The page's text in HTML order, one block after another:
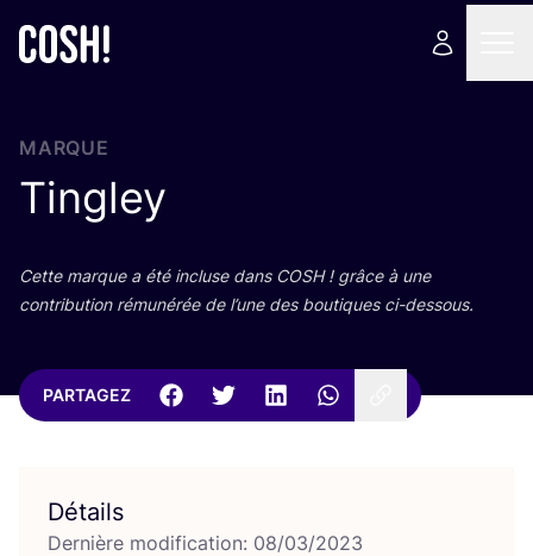
MARQUE
Tingley
Cette marque a été incluse dans COSH! grâce à une
contri­bu­tion rému­né­rée de l’une des bou­tiques ci-dessous.
PARTAGEZ
Détails
Dernière modification: 08/03/2023